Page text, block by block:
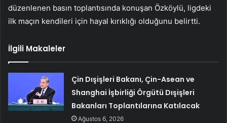
düzenlenen basın toplantısında konuşan Özköylü, ligdeki
ilk maçın kendileri için hayal kırıklığı olduğunu belirtti.
İlgili Makaleler
Çin Dışişleri Bakanı, Çin-Asean ve
Shanghai İşbirliği Örgütü Dışişleri
Bakanları Toplantılarına Katılacak
Ağustos 6, 2026